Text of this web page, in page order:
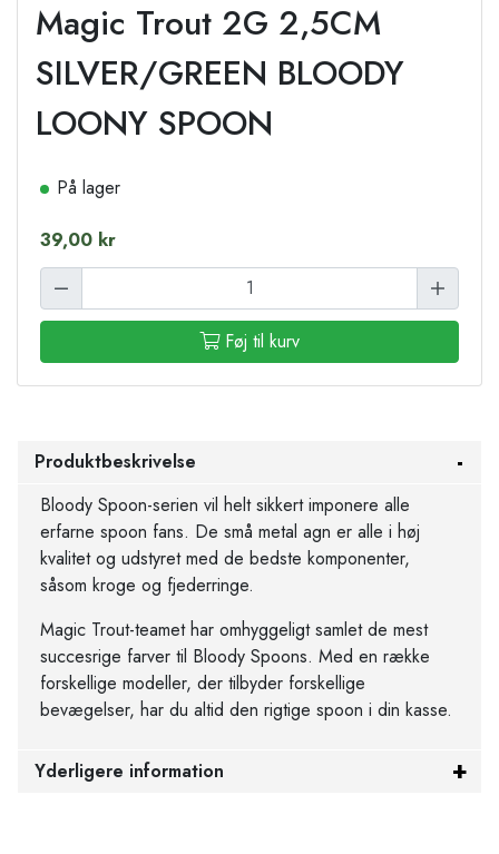
Magic Trout 2G 2,5CM
SILVER/GREEN BLOODY
LOONY SPOON
På lager
39,00 kr
Føj til kurv
Produktbeskrivelse
Bloody Spoon-serien vil helt sikkert imponere alle
erfarne spoon fans. De små metal agn er alle i høj
kvalitet og udstyret med de bedste komponenter,
såsom kroge og fjederringe.
Magic Trout-teamet har omhyggeligt samlet de mest
succesrige farver til Bloody Spoons. Med en række
forskellige modeller, der tilbyder forskellige
bevægelser, har du altid den rigtige spoon i din kasse.
Yderligere information